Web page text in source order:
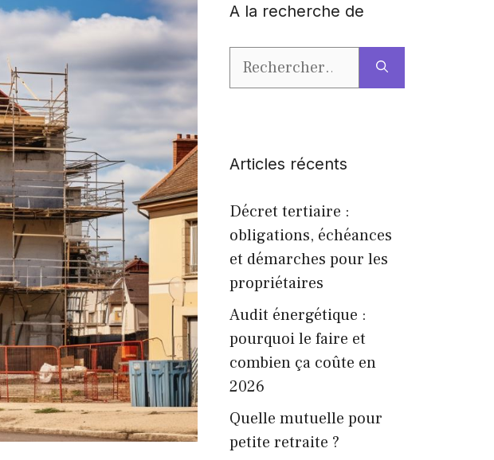
A la recherche de
Rechercher :
Articles récents
Décret tertiaire :
obligations, échéances
et démarches pour les
propriétaires
Audit énergétique :
pourquoi le faire et
combien ça coûte en
2026
Quelle mutuelle pour
petite retraite ?